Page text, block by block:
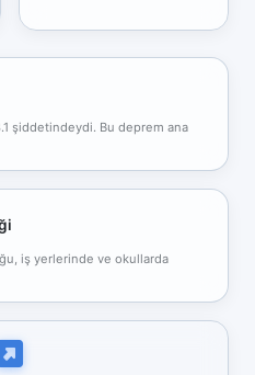
şiddetindeydi. Bu deprem ana
iş yerlerinde ve okullarda